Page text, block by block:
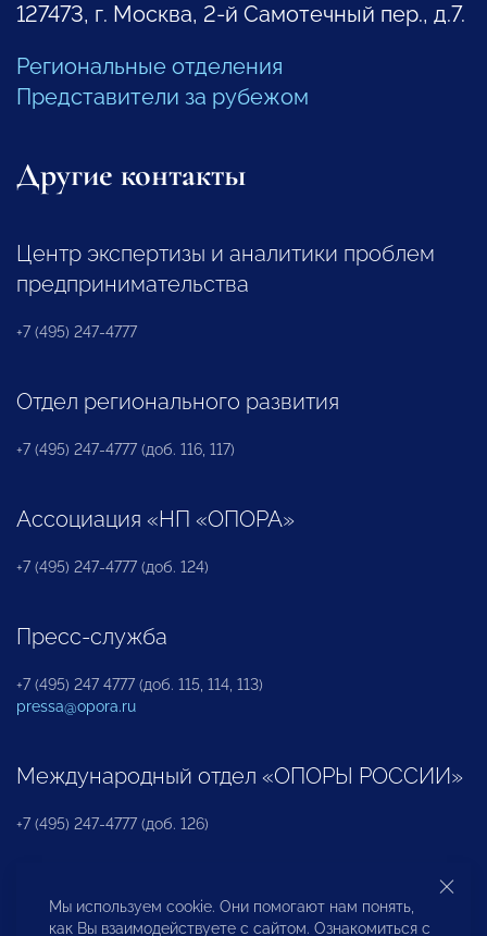
127473, г. Москва, 2-й Самотечный пер., д.7.
Региональные отделения
Представители за рубежом
Другие контакты
Центр экспертизы и аналитики проблем
предпринимательства
+7 (495) 247-4777
Отдел регионального развития
+7 (495) 247-4777 (доб. 116, 117)
Ассоциация «НП «ОПОРА»
+7 (495) 247-4777 (доб. 124)
Пресс-служба
+7 (495) 247 4777 (доб. 115, 114, 113)
pressa@opora.ru
Международный отдел «ОПОРЫ РОССИИ»
+7 (495) 247-4777 (доб. 126)
Бюро по защите прав предпринимателей и
инвесторов
Мы используем cookie. Они помогают нам понять,
как Вы взаимодействуете с сайтом. Ознакомиться с